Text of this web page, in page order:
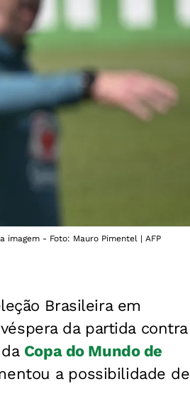
- Foto: Mauro Pimentel | AFP
Brasileira em
da partida contra
Copa do Mundo de
a possibilidade de